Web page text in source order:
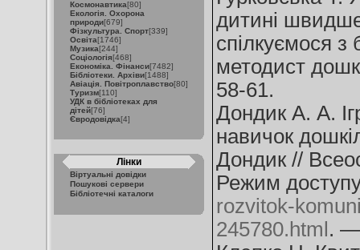
Космонавтика[80]
Екологія. Охорона
природи[679]
Фізкультура. Спорт[339]
Освіта[1746]
Музика[244]
Соціологія[468]
Економіка. Фінанси[7482]
Бібліотеки. Архіви[1488]
Авіація. Повітроплавство[80]
Туризм[110]
УДК в бібліотеках для
дітей[76]
Євродовідка[4]
Лінки
Віртуальні довідки
Пошукові сервери
Бібліотечні каталоги
дитині
спілкуємося з
методист
58-61.
Дондик А. А.
навичок
Дондик //
Режим
rozvitok-
245780.html . —